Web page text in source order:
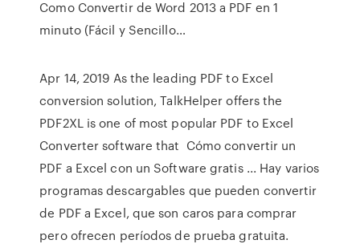
Como Convertir de Word 2013 a PDF en 1
minuto (Fácil y Sencillo…
Apr 14, 2019 As the leading PDF to Excel
conversion solution, TalkHelper offers the
PDF2XL is one of most popular PDF to Excel
Converter software that Cómo convertir un
PDF a Excel con un Software gratis ... Hay varios
programas descargables que pueden convertir
de PDF a Excel, que son caros para comprar
pero ofrecen períodos de prueba gratuita.